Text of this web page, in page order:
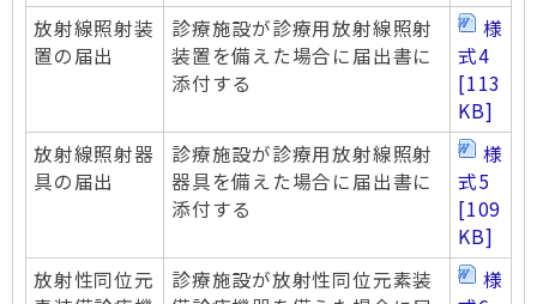
放射線照射装
置の届出
診療施設が診療用放射線照射
装置を備えた場合に届出書に
添付する
様
式4
[113
KB]
放射線照射器
具の届出
診療施設が診療用放射線照射
器具を備えた場合に届出書に
添付する
様
式5
[109
KB]
放射性同位元
診療施設が放射性同位元素装
様